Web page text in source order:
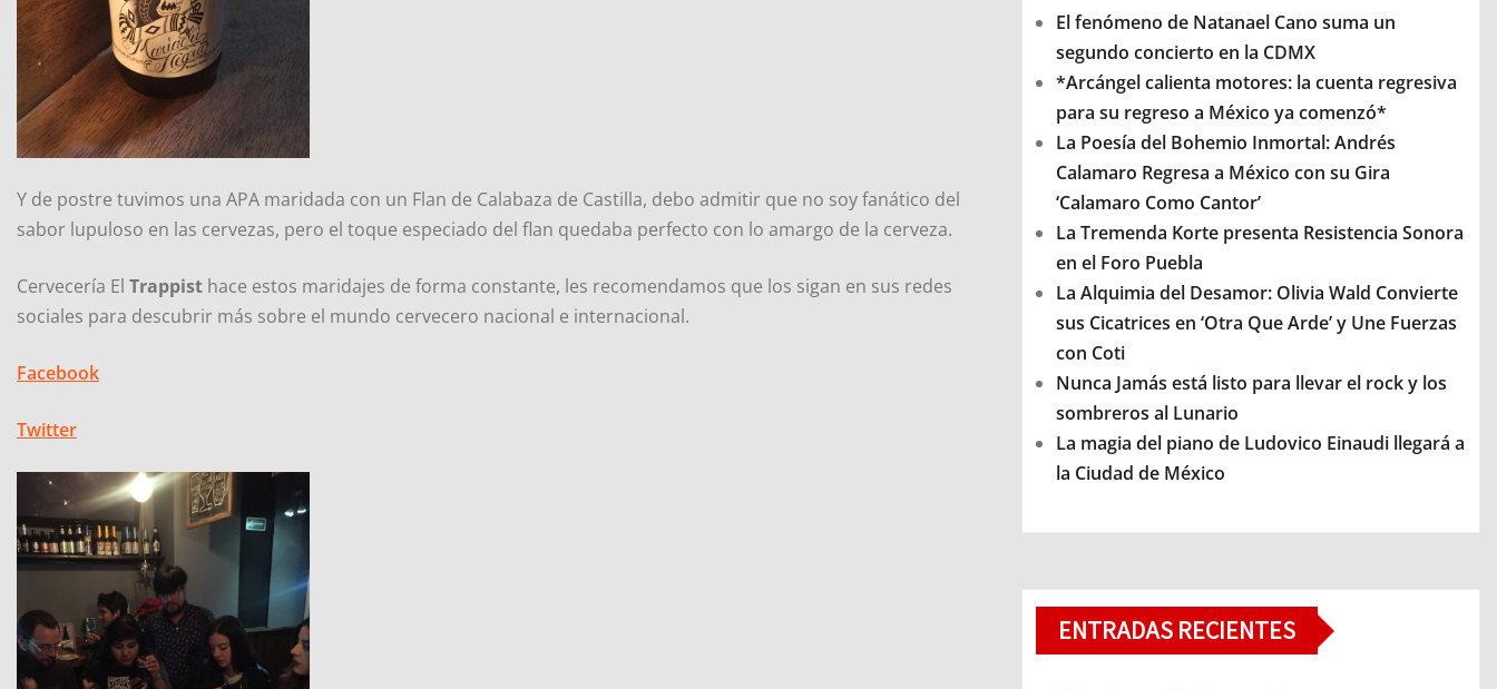
Y de postre tuvimos una APA maridada con un Flan de Calabaza de Castilla, debo admitir que no soy fanático del
sabor lupuloso en las cervezas, pero el toque especiado del flan quedaba perfecto con lo amargo de la cerveza.
Cervecería El Trappist hace estos maridajes de forma constante, les recomendamos que los sigan en sus redes
sociales para descubrir más sobre el mundo cervecero nacional e internacional.
Facebook
Twitter
El fenómeno de Natanael Cano suma un
segundo concierto en la CDMX
*Arcángel calienta motores: la cuenta regresiva
para su regreso a México ya comenzó*
La Poesía del Bohemio Inmortal: Andrés
Calamaro Regresa a México con su Gira
‘Calamaro Como Cantor’
La Tremenda Korte presenta Resistencia Sonora
en el Foro Puebla
La Alquimia del Desamor: Olivia Wald Convierte
sus Cicatrices en ‘Otra Que Arde’ y Une Fuerzas
con Coti
Nunca Jamás está listo para llevar el rock y los
sombreros al Lunario
La magia del piano de Ludovico Einaudi llegará a
la Ciudad de México
ENTRADAS RECIENTES